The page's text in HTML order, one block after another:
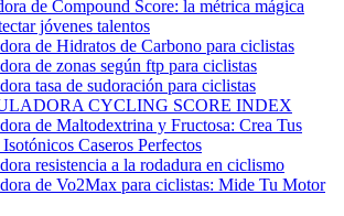
de Compound Score: la métrica mágica
jóvenes talentos
de Hidratos de Carbono para ciclistas
de zonas según ftp para ciclistas
tasa de sudoración para ciclistas
CYCLING SCORE INDEX
de Maltodextrina y Fructosa: Crea Tus
Caseros Perfectos
resistencia a la rodadura en ciclismo
de Vo2Max para ciclistas: Mide Tu Motor